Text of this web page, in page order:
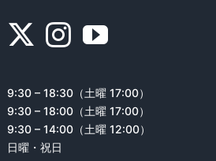
9:30 – 18:30（土曜 17:00）
9:30 – 18:00（土曜 17:00）
9:30 – 14:00（土曜 12:00）
日曜・祝日